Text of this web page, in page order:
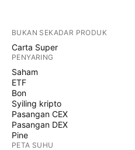
BUKAN SEKADAR PRODUK
Carta Super
PENYARING
Saham
ETF
Bon
Syiling kripto
Pasangan CEX
Pasangan DEX
Pine
PETA SUHU